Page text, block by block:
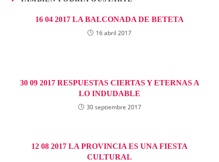
16 04 2017 LA BALCONADA DE BETETA
16 abril 2017
30 09 2017 RESPUESTAS CIERTAS Y ETERNAS A
LO INDUDABLE
30 septiembre 2017
12 08 2017 LA PROVINCIA ES UNA FIESTA
CULTURAL